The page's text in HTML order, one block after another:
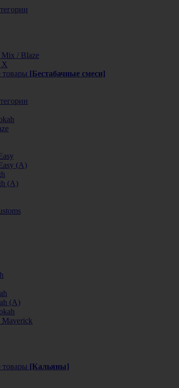
Mix / Blaze
X
товары [Бестабачные смеси]
(А)
(А)
(А)
Maverick
товары [Кальяны]